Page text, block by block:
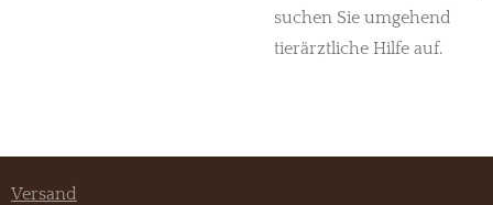
suchen Sie umgehend
tierärztliche Hilfe auf.
Versand